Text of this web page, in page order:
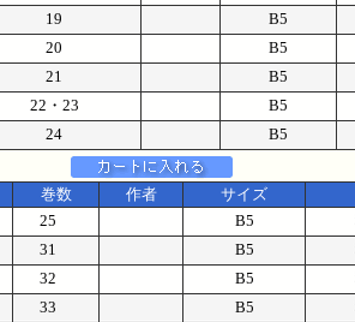
19 B5
20 B5
21 B5
22・23 B5
24 B5
巻数 作者 サイズ
25 B5
31 B5
32 B5
33 B5